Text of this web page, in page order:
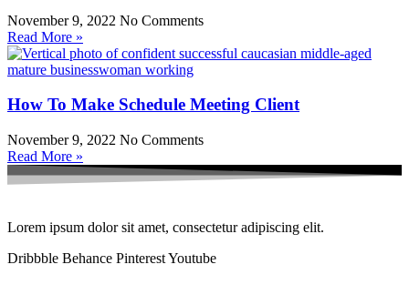
November 9, 2022 No Comments
Read More »
How To Make Schedule Meeting Client
November 9, 2022 No Comments
Read More »
Lorem ipsum dolor sit amet, consectetur adipiscing elit.
Dribbble Behance PinterestYoutube